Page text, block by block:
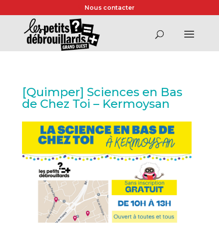
Nous contacter
[Quimper] Sciences en Bas
de Chez Toi – Kermoysan